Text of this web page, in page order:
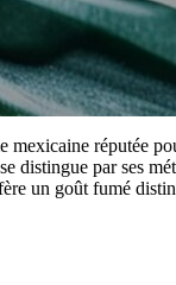
réputée
distingue par ses
un goût fumé